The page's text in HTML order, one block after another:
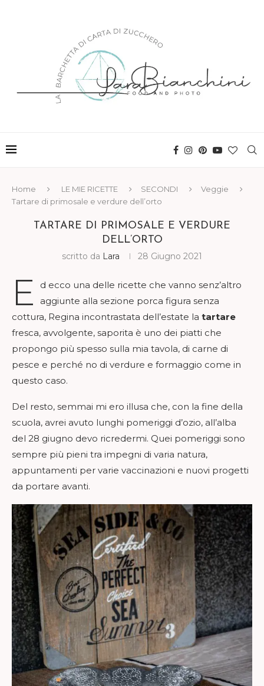
Home LE MIE RICETTE SECONDI
Veggie
Tartare di primosale e verdure dell’orto
TARTARE DI PRIMOSALE E VERDURE
DELL’ORTO
scritto da Lara 28 Giugno 2021
E
d ecco una delle ricette che vanno senz’altro
aggiunte alla sezione porca figura senza
cottura, Regina incontrastata dell’estate la tartare
fresca, avvolgente, saporita è uno dei piatti che
propongo più spesso sulla mia tavola, di carne di
pesce e perché no di verdure e formaggio come in
questo caso.
Del resto, semmai mi ero illusa che, con la fine della
scuola, avrei avuto lunghi pomeriggi d’ozio, all’alba
del 28 giugno devo ricredermi. Quei pomeriggi sono
sempre più pieni tra impegni di varia natura,
appuntamenti per varie vaccinazioni e nuovi progetti
da portare avanti.